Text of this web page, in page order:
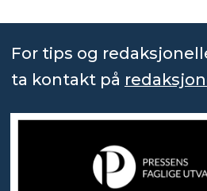
For tips og
ta kontakt på